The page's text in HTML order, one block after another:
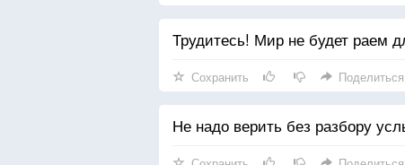
Трудитесь! Мир не будет раем
Сохранить Поделиться
Не надо верить без разбору